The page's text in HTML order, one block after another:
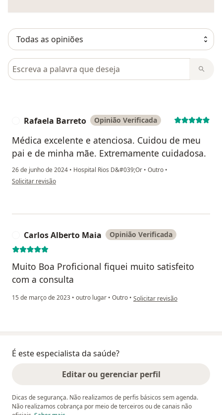
Pesquisar em opiniões
Rafaela Barreto Opinião Verificada
Médica excelente e atenciosa. Cuidou de meu
pai e de minha mãe. Extremamente cuidadosa.
26 de junho de 2024 • Hospital Rios D&#039;Or • Outro •
na opinião do utilizador Rafaela Barreto
Solicitar revisão
Carlos Alberto Maia Opinião Verificada
Muito Boa Proficional fiquei muito satisfeito
com a consulta
15 de março de 2023 • outro lugar • Outro • na opinião do utilizador Carlos
Solicitar revisão
É este especialista da saúde?
Editar ou gerenciar perfil
Dicas de segurança. Não realizamos de perfis básicos sem agenda.
Não realizamos cobrança por meio de terceiros ou de canais não